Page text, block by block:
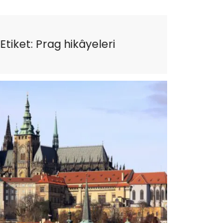
Etiket: Prag hikâyeleri